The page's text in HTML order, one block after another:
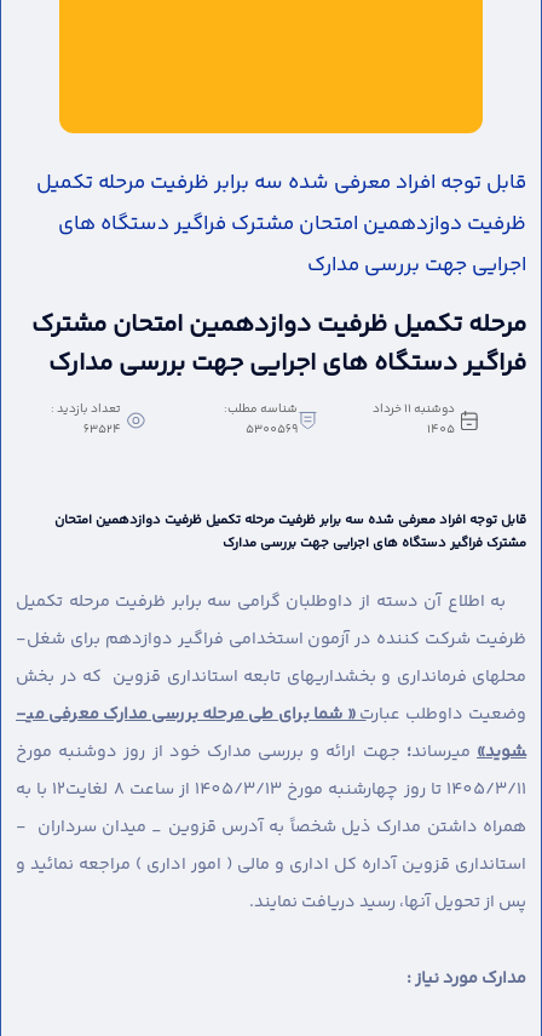
قابل توجه افراد معرفی شده سه برابر ظرفیت مرحله تکمیل
ظرفیت دوازدهمین امتحان مشترک فراگیر دستگاه های
اجرایی جهت بررسی مدارک
مرحله تکمیل ظرفیت دوازدهمین امتحان مشترک
فراگیر دستگاه های اجرایی جهت بررسی مدارک
دوشنبه 11 خرداد
1405
شناسه مطلب:
5300569
تعداد بازدید :
63524
قابل توجه افراد معرفی شده سه برابر ظرفیت مرحله تکمیل ظرفیت دوازدهمین امتحان
مشترک فراگیر دستگاه های اجرایی جهت بررسی مدارک
به اطلاع آن دسته از داوطلبان گرامی سه برابر ظرفیت مرحله تکمیل
ظرفیت شرکت کننده در آزمون استخدامی فراگیر دوازدهم برای شغل-
محل­های فرمانداری و بخشداریهای تابعه استانداری قزوین که در بخش
وضعیت داوطلب عبارت« شما برای طی مرحله بررسی مدارک معرفی می­
شوید»می­رساند؛ جهت ارائه و بررسی مدارک خود از روز دوشنبه مورخ
1405/3/11 تا روز چهارشنبه مورخ 1405/3/13 از ساعت 8 لغایت12 با به
همراه داشتن مدارک ذیل شخصاً به آدرس قزوین _ میدان سرداران -
استانداری قزوین آداره کل اداری و مالی ( امور اداری ) مراجعه نمائید و
پس از تحویل آنها، رسید دریافت نمایند.
مدارک مورد نیاز :